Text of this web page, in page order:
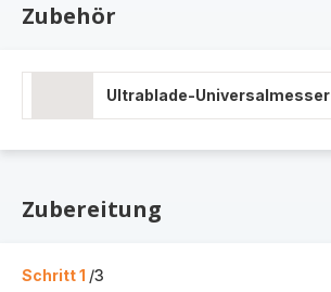
Zubehör
Ultrablade-Universalmesser
Zubereitung
Schritt 1 /3